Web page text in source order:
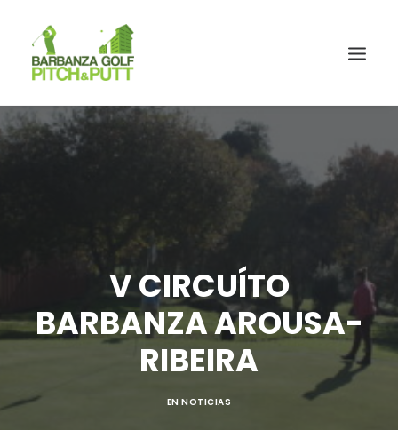
V CIRCUÍTO
BARBANZA AROUSA-
RIBEIRA
ENNOTICIAS